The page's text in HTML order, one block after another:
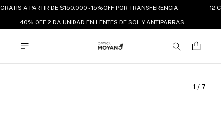
A PARTIR DE $150.000 - 15%OFF POR TRANSFERENCIA 12
40% OFF 2 DA UNIDAD EN LENTES DE SOL Y ANTIPARRAS
1 / 7